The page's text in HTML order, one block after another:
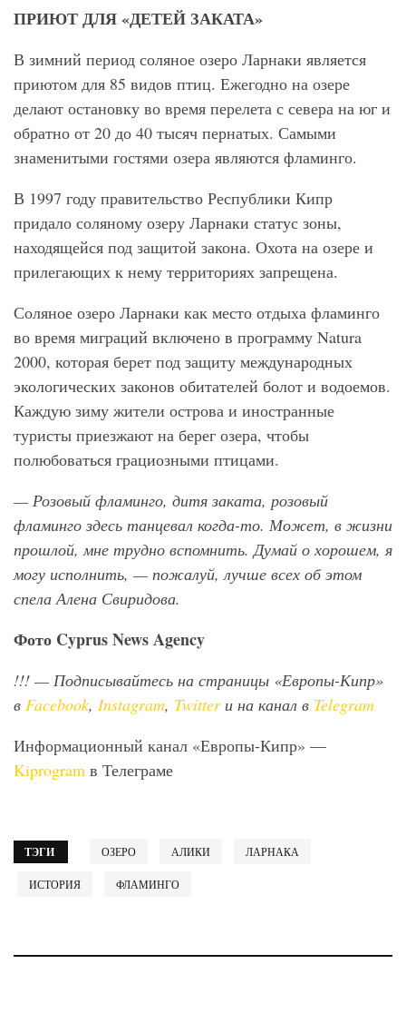
ПРИЮТ ДЛЯ «ДЕТЕЙ ЗАКАТА»
В зимний период соляное озеро Ларнаки является
приютом для 85 видов птиц. Ежегодно на озере
делают остановку во время перелета с севера на юг и
обратно от 20 до 40 тысяч пернатых. Самыми
знаменитыми гостями озера являются фламинго.
В 1997 году правительство Республики Кипр
придало соляному озеру Ларнаки статус зоны,
находящейся под защитой закона. Охота на озере и
прилегающих к нему территориях запрещена.
Соляное озеро Ларнаки как место отдыха фламинго
во время миграций включено в программу Natura
2000, которая берет под защиту международных
экологических законов обитателей болот и водоемов.
Каждую зиму жители острова и иностранные
туристы приезжают на берег озера, чтобы
полюбоваться грациозными птицами.
— Розовый фламинго, дитя заката, розовый
фламинго здесь танцевал когда-то. Может, в жизни
прошлой, мне трудно вспомнить. Думай о хорошем, я
могу исполнить, — пожалуй, лучше всех об этом
спела Алена Свиридова.
Фото CyprusNewsAgency
!!! — Подписывайтесь на страницы «Европы-Кипр»
в Facebook, Instagram, Twitterи на канал в Telegram
Информационный канал «Европы-Кипр» —
Kiprogram в Телеграме
ТЭГИ ОЗЕРО АЛИКИ ЛАРНАКА
ИСТОРИЯ ФЛАМИНГО